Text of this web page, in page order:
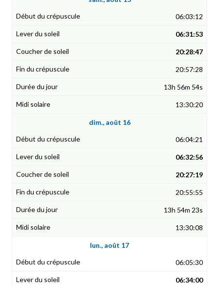
06:03:12
06:31:53
20:28:47
20:57:28
13h 56m 54s
13:30:20
dim., août 16
06:04:21
06:32:56
20:27:19
20:55:55
13h 54m 23s
13:30:08
lun., août 17
06:05:30
06:34:00